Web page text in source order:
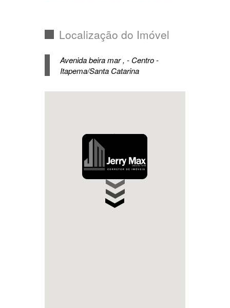
Localização do Imóvel
Avenida beira mar , - Centro -